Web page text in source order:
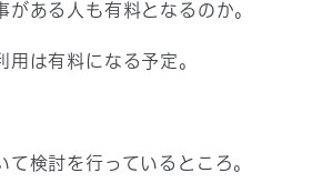
ある人も有料となるのか。
は有料になる予定。
検討を行っているところ。